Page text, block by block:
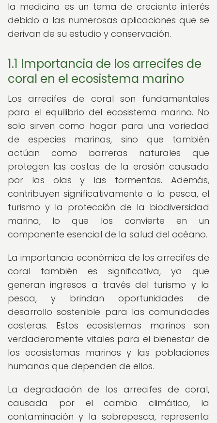
la medicina es un tema de creciente interés
debido a las numerosas aplicaciones que se
derivan de su estudio y conservación.
1.1 Importancia de los arrecifes de
coral en el ecosistema marino
Los arrecifes de coral son fundamentales
para el equilibrio del ecosistema marino. No
solo sirven como hogar para una variedad
de especies marinas, sino que también
actúan como barreras naturales que
protegen las costas de la erosión causada
por las olas y las tormentas. Además,
contribuyen significativamente a la pesca, el
turismo y la protección de la biodiversidad
marina, lo que los convierte en un
componente esencial de la salud del océano.
La importancia económica de los arrecifes de
coral también es significativa, ya que
generan ingresos a través del turismo y la
pesca, y brindan oportunidades de
desarrollo sostenible para las comunidades
costeras. Estos ecosistemas marinos son
verdaderamente vitales para el bienestar de
los ecosistemas marinos y las poblaciones
humanas que dependen de ellos.
La degradación de los arrecifes de coral,
causada por el cambio climático, la
contaminación y la sobrepesca, representa